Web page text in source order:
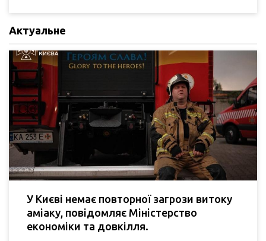
Актуальне
У Києві немає повторної загрози витоку
аміаку, повідомляє Міністерство
економіки та довкілля.